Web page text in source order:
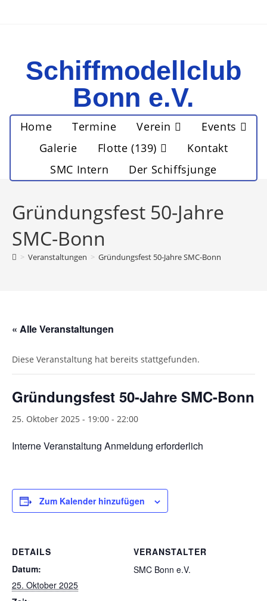
Schiffmodellclub
Bonn e.V.
Home Termine Verein
Events
Galerie
Flotte (139)
Kontakt
SMC Intern
Der Schiffsjunge
Gründungsfest 50-Jahre
SMC-Bonn
> Veranstaltungen > Gründungsfest 50-Jahre SMC-Bonn
« Alle Veranstaltungen
Diese Veranstaltung hat bereits stattgefunden.
Gründungsfest 50-Jahre SMC-Bonn
25. Oktober 2025 - 19:00 - 22:00
Interne Veranstaltung Anmeldung erforderlich
Zum Kalender hinzufügen
DETAILS
Datum:
25. Oktober 2025
VERANSTALTER
SMC Bonn e.V.